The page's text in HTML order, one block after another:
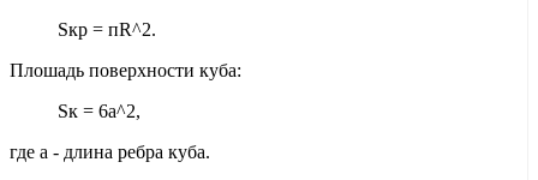
Sкр = пR^2.
Плошадь поверхности куба:
Sк = 6а^2,
где а - длина ребра куба.